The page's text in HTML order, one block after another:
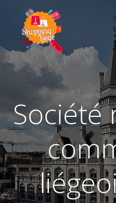
société royale le